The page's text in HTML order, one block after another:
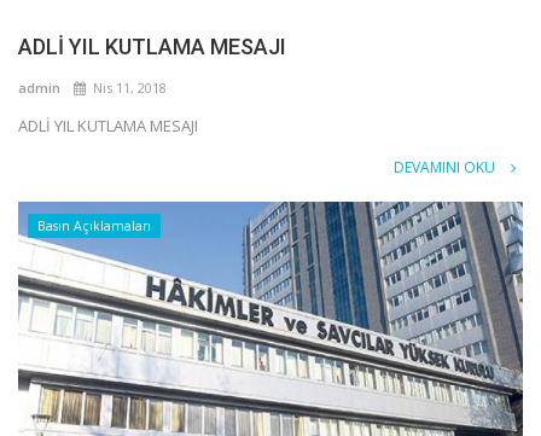
ADLİ YIL KUTLAMA MESAJI
admin Nis 11, 2018
ADLİ YIL KUTLAMA MESAJI
DEVAMINI OKU
Basın Açıklamaları